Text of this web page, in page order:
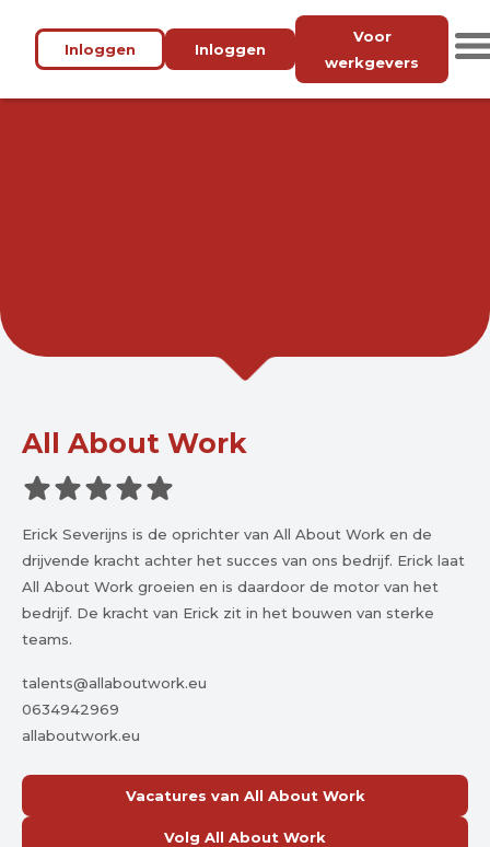
Inloggen Inloggen
Voor
werkgevers
All About Work
Erick Severijns is de oprichter van All About Work en de
drijvende kracht achter het succes van ons bedrijf. Erick laat
All About Work groeien en is daardoor de motor van het
bedrijf. De kracht van Erick zit in het bouwen van sterke
teams.
talents@allaboutwork.eu
0634942969
allaboutwork.eu
Vacatures van All About Work
Volg All About Work